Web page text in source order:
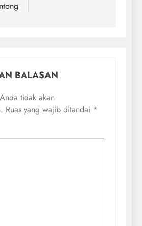
BALASAN
tidak akan
Ruas yang wajib ditandai *